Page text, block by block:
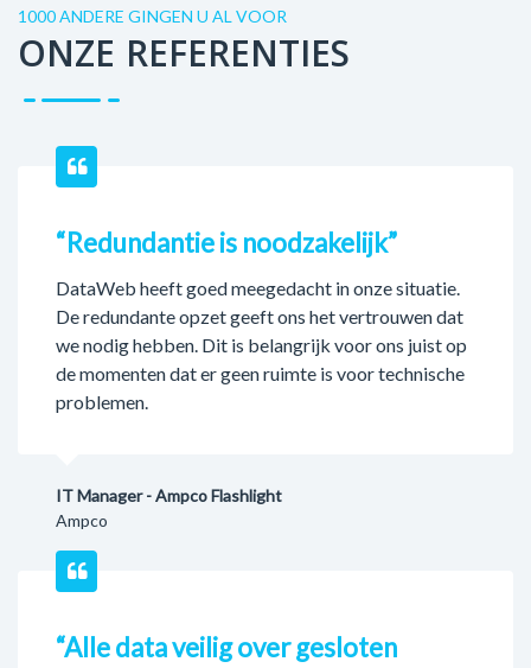
1000 ANDERE GINGEN U AL VOOR
ONZE REFERENTIES
“Redundantie is noodzakelijk”
DataWeb heeft goed meegedacht in onze situatie.
De redundante opzet geeft ons het vertrouwen dat
we nodig hebben. Dit is belangrijk voor ons juist op
de momenten dat er geen ruimte is voor technische
problemen.
IT Manager - Ampco Flashlight
Ampco
“Alle data veilig over gesloten